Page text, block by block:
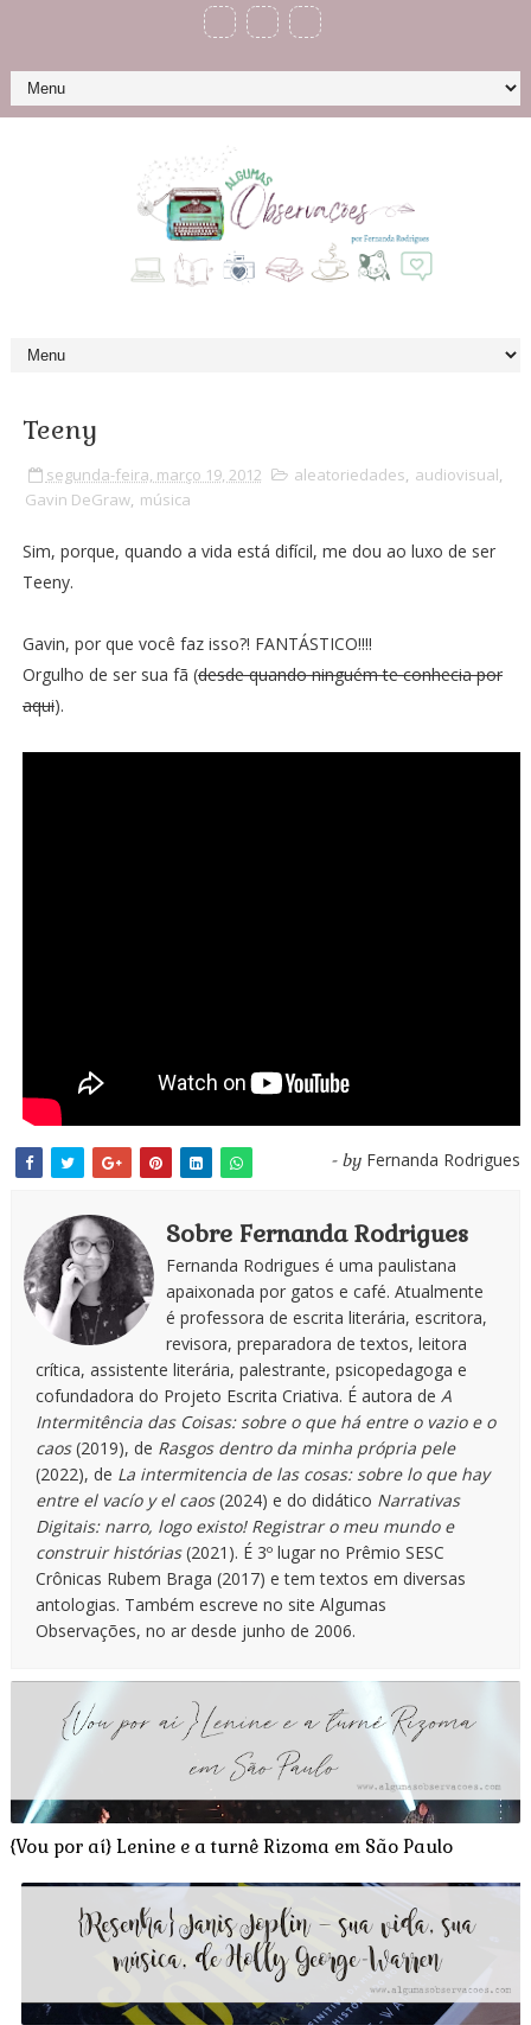
Teeny
segunda-feira, março 19, 2012 aleatoriedades, audiovisual,
Gavin DeGraw, música
Sim, porque, quando a vida está difícil, me dou ao luxo de ser
Teeny.
Gavin, por que você faz isso?! FANTÁSTICO!!!!
Orgulho de ser sua fã (desde quando ninguém te conhecia por
aqui).
- by Fernanda Rodrigues
Sobre Fernanda Rodrigues
Fernanda Rodrigues é uma paulistana
apaixonada por gatos e café. Atualmente
é professora de escrita literária, escritora,
revisora, preparadora de textos, leitora
crítica, assistente literária, palestrante, psicopedagoga e
cofundadora do Projeto Escrita Criativa. É autora de A
Intermitência das Coisas: sobre o que há entre o vazio e o
caos(2019), de Rasgos dentro da minha própria pele
(2022), de La intermitencia de las cosas: sobre lo que hay
entre el vacío y el caos(2024) e do didático Narrativas
Digitais: narro, logo existo! Registrar o meu mundo e
construir histórias(2021). É 3º lugar no Prêmio SESC
Crônicas Rubem Braga (2017) e tem textos em diversas
antologias. Também escreve no site Algumas
Observações, no ar desde junho de 2006.
{Vou por aí} Lenine e a turnê Rizoma em São Paulo